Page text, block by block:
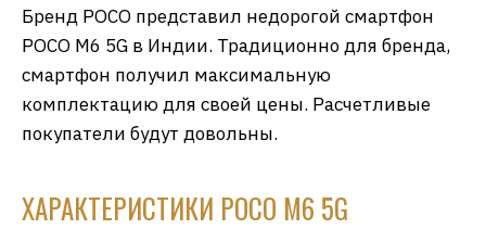
Бренд POCO представил недорогой смартфон
POCO M6 5G в Индии. Традиционно для бренда,
смартфон получил максимальную
комплектацию для своей цены. Расчетливые
покупатели будут довольны.
ХАРАКТЕРИСТИКИ POCO M6 5G